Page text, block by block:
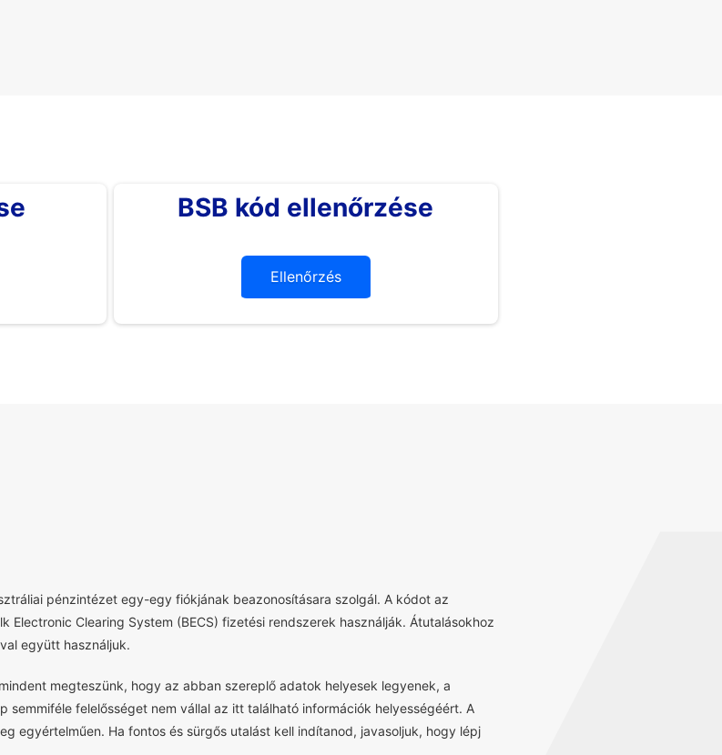
BSB kód ellenőrzése
Ellenőrzés
pénzintézet egy-egy fiókjának beazonosításara szolgál. A kódot az
Electronic Clearing System (BECS) fizetési rendszerek használják. Átutalásokhoz
együtt használjuk.
megteszünk, hogy az abban szereplő adatok helyesek legyenek, a
semmiféle felelősséget nem vállal az itt található információk helyességéért. A
egyértelműen. Ha fontos és sürgős utalást kell indítanod, javasoljuk, hogy lépj